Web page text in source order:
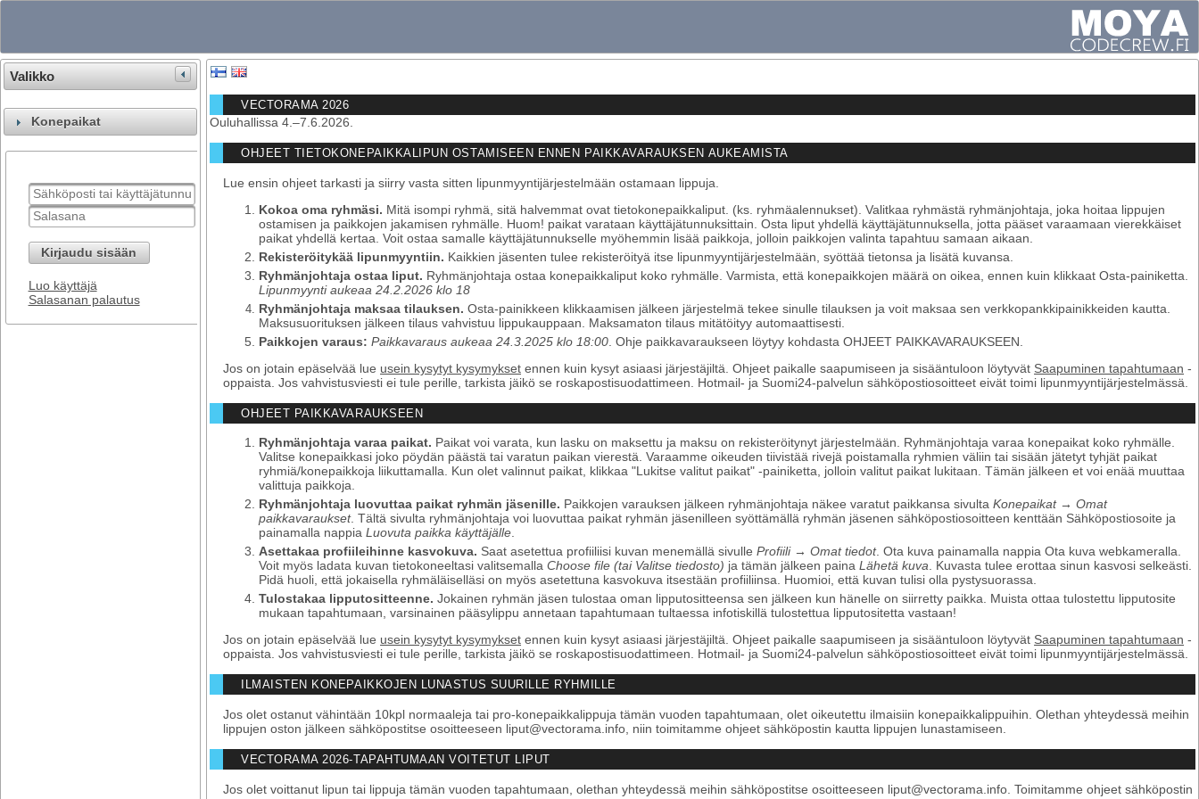
Valikko
Konepaikat
Kirjaudu sisään
Luo käyttäjä
Salasanan palautus
VECTORAMA 2026
Ouluhallissa 4.–7.6.2026.
OHJEET TIETOKONEPAIKKALIPUN OSTAMISEEN ENNEN PAIKKAVARAUKSEN AUKEAMISTA
Lue ensin ohjeet tarkasti ja siirry vasta sitten lipunmyyntijärjestelmään ostamaan lippuja.
Kokoa oma ryhmäsi. Mitä isompi ryhmä, sitä halvemmat ovat tietokonepaikkaliput. (ks. ryhmäalennukset). Valitkaa ryhmästä ryhmänjohtaja, joka hoitaa lippujen
ostamisen ja paikkojen jakamisen ryhmälle. Huom! paikat varataan käyttäjätunnuksittain. Osta liput yhdellä käyttäjätunnuksella, jotta pääset varaamaan vierekkäiset
paikat yhdellä kertaa. Voit ostaa samalle käyttäjätunnukselle myöhemmin lisää paikkoja, jolloin paikkojen valinta tapahtuu samaan aikaan.
Rekisteröitykää lipunmyyntiin. Kaikkien jäsenten tulee rekisteröityä itse lipunmyyntijärjestelmään, syöttää tietonsa ja lisätä kuvansa.
Ryhmänjohtaja ostaa liput. Ryhmänjohtaja ostaa konepaikkaliput koko ryhmälle. Varmista, että konepaikkojen määrä on oikea, ennen kuin klikkaat Osta-painiketta.
Lipunmyynti aukeaa 24.2.2026 klo 18
Ryhmänjohtaja maksaa tilauksen. Osta-painikkeen klikkaamisen jälkeen järjestelmä tekee sinulle tilauksen ja voit maksaa sen verkkopankkipainikkeiden kautta.
Maksusuorituksen jälkeen tilaus vahvistuu lippukauppaan. Maksamaton tilaus mitätöityy automaattisesti.
Paikkojen varaus:Paikkavaraus aukeaa 24.3.2025 klo 18:00 . Ohje paikkavaraukseen löytyy kohdasta OHJEET PAIKKAVARAUKSEEN.
Jos on jotain epäselvää lue usein kysytyt kysymykset ennen kuin kysyt asiaasi järjestäjiltä. Ohjeet paikalle saapumiseen ja sisääntuloon löytyvät Saapuminen tapahtumaan -
oppaista. Jos vahvistusviesti ei tule perille, tarkista jäikö se roskapostisuodattimeen. Hotmail- ja Suomi24-palvelun sähköpostiosoitteet eivät toimi lipunmyyntijärjestelmässä.
OHJEET PAIKKAVARAUKSEEN
Ryhmänjohtaja varaa paikat. Paikat voi varata, kun lasku on maksettu ja maksu on rekisteröitynyt järjestelmään. Ryhmänjohtaja varaa konepaikat koko ryhmälle.
Valitse konepaikkasi joko pöydän päästä tai varatun paikan vierestä. Varaamme oikeuden tiivistää rivejä poistamalla ryhmien väliin tai sisään jätetyt tyhjät paikat
ryhmiä/konepaikkoja liikuttamalla. Kun olet valinnut paikat, klikkaa "Lukitse valitut paikat" -painiketta, jolloin valitut paikat lukitaan. Tämän jälkeen et voi enää muuttaa
valittuja paikkoja.
Ryhmänjohtaja luovuttaa paikat ryhmän jäsenille. Paikkojen varauksen jälkeen ryhmänjohtaja näkee varatut paikkansa sivultaKonepaikat → Omat
paikkavaraukset. Tältä sivulta ryhmänjohtaja voi luovuttaa paikat ryhmän jäsenilleen syöttämällä ryhmän jäsenen sähköpostiosoitteen kenttään Sähköpostiosoite ja
painamalla nappiaLuovuta paikka käyttäjälle.
Asettakaa profiileihinne kasvokuva. Saat asetettua profiiliisi kuvan menemällä sivulleProfiili → Omat tiedot. Ota kuva painamalla nappia Ota kuva webkameralla.
Voit myös ladata kuvan tietokoneeltasi valitsemallaChoose file (tai Valitse tiedosto) ja tämän jälkeen painaLähetä kuva. Kuvasta tulee erottaa sinun kasvosi selkeästi.
Pidä huoli, että jokaisella ryhmäläiselläsi on myös asetettuna kasvokuva itsestään profiiliinsa. Huomioi, että kuvan tulisi olla pystysuorassa.
Tulostakaa lipputositteenne. Jokainen ryhmän jäsen tulostaa oman lipputositteensa sen jälkeen kun hänelle on siirretty paikka. Muista ottaa tulostettu lipputosite
mukaan tapahtumaan, varsinainen pääsylippu annetaan tapahtumaan tultaessa infotiskillä tulostettua lipputositetta vastaan!
Jos on jotain epäselvää lue usein kysytyt kysymykset ennen kuin kysyt asiaasi järjestäjiltä. Ohjeet paikalle saapumiseen ja sisääntuloon löytyvät Saapuminen tapahtumaan -
oppaista. Jos vahvistusviesti ei tule perille, tarkista jäikö se roskapostisuodattimeen. Hotmail- ja Suomi24-palvelun sähköpostiosoitteet eivät toimi lipunmyyntijärjestelmässä.
ILMAISTEN KONEPAIKKOJEN LUNASTUS SUURILLE RYHMILLE
Jos olet ostanut vähintään 10kpl normaaleja tai pro-konepaikkalippuja tämän vuoden tapahtumaan, olet oikeutettu ilmaisiin konepaikkalippuihin. Olethan yhteydessä meihin
lippujen oston jälkeen sähköpostitse osoitteeseen liput@vectorama.info, niin toimitamme ohjeet sähköpostin kautta lippujen lunastamiseen.
VECTORAMA 2026-TAPAHTUMAAN VOITETUT LIPUT
Jos olet voittanut lipun tai lippuja tämän vuoden tapahtumaan, olethan yhteydessä meihin sähköpostitse osoitteeseen liput@vectorama.info. Toimitamme ohjeet sähköpostin